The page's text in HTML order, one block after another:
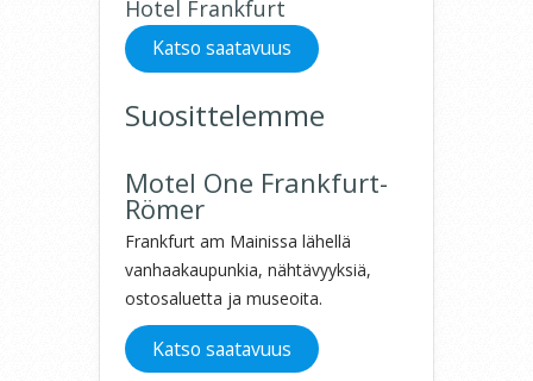
Hotel Frankfurt
Katso saatavuus
Suosittelemme
Motel One Frankfurt-
Römer
Frankfurt am Mainissa lähellä
vanhaakaupunkia, nähtävyyksiä,
ostosaluetta ja museoita.
Katso saatavuus